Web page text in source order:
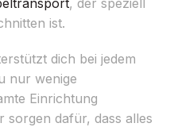
ist.
dich bei jedem
nur wenige
Einrichtung
sorgen dafür, dass alles